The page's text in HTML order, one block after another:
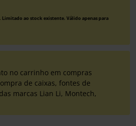
Limitado ao stock existente. Válido apenas para
no carrinho em compras
de caixas, fontes de
marcas Lian Li, Montech,